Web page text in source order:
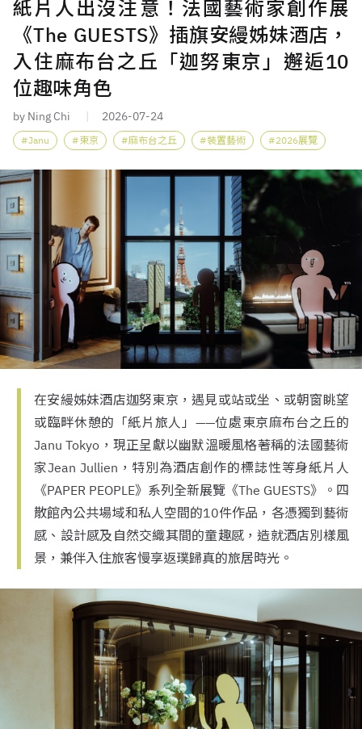
紙片人出沒注意！法國藝術家創作展
《The GUESTS》插旗安縵姊妹酒店，
入住麻布台之丘「迦努東京」邂逅10
位趣味角色
by Ning Chi 2026-07-24
Janu 東京 麻布台之丘 裝置藝術 2026展覽
在安縵姊妹酒店迦努東京，遇見或站或坐、或朝窗眺望
或臨畔休憩的「紙片旅人」——位處東京麻布台之丘的
Janu Tokyo，現正呈獻以幽默溫暖風格著稱的法國藝術
家Jean Jullien，特別為酒店創作的標誌性等身紙片人
《PAPER PEOPLE》系列全新展覽《The GUESTS》。四
散館內公共場域和私人空間的10件作品，各憑獨到藝術
感、設計感及自然交織其間的童趣感，造就酒店別樣風
景，兼伴入住旅客慢享返璞歸真的旅居時光。